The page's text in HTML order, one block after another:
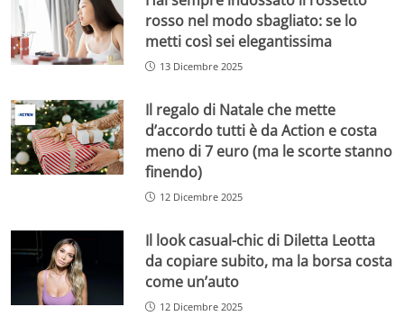
rosso nel modo sbagliato: se lo
metti così sei elegantissima
13 Dicembre 2025
Il regalo di Natale che mette
d’accordo tutti è da Action e costa
meno di 7 euro (ma le scorte stanno
finendo)
12 Dicembre 2025
Il look casual-chic di Diletta Leotta
da copiare subito, ma la borsa costa
come un’auto
12 Dicembre 2025